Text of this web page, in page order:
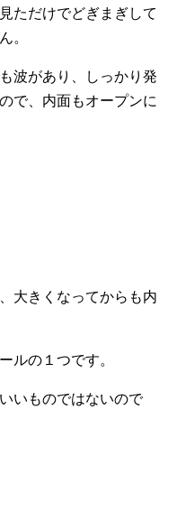
ただけでどぎまぎして
。
波があり、しっかり発
で、内面もオープンに
大きくなってからも内
ルの１つです。
いものではないので